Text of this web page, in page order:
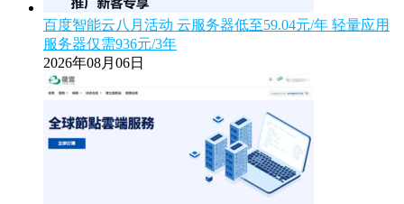
百度智能云八月活动 云服务器低至59.04元/年 轻量应用
服务器仅需936元/3年
2026年08月06日